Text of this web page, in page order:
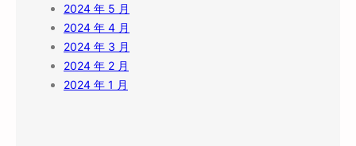
2024 年 5 月
2024 年 4 月
2024 年 3 月
2024 年 2 月
2024 年 1 月